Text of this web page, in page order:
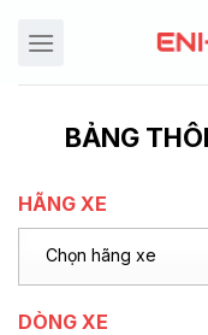
đến
dung
BẢNG
HÃNG XE
Chọn hãng xe
DÒNG XE